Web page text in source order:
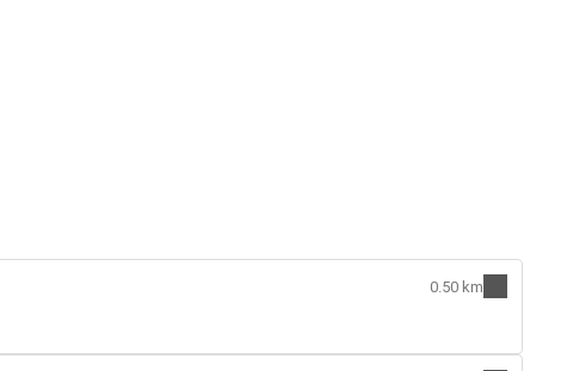
0.50 km